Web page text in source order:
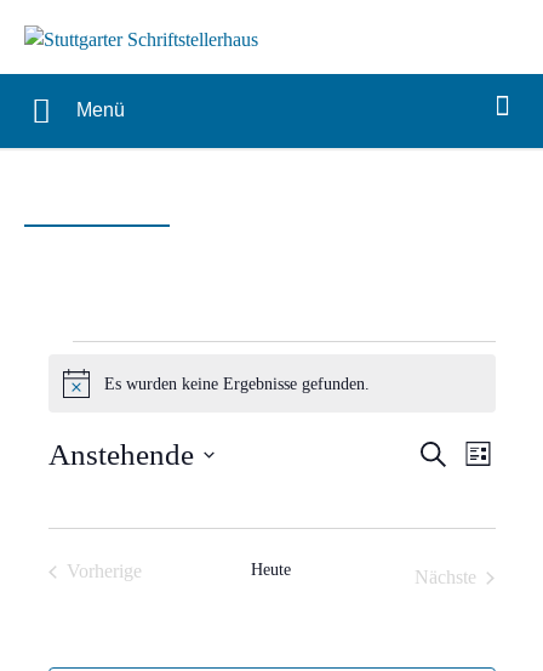
Menü
Veranstaltungen
Hinweis
Es wurden keine Ergebnisse gefunden.
SucheListe
Anstehende
wählen.
Vorherige
Heute
Nächste